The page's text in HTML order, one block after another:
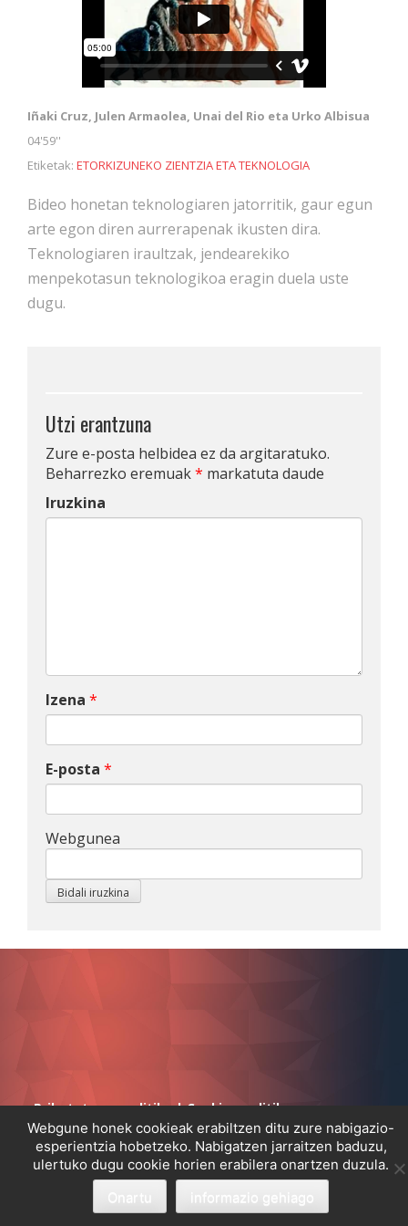
Iñaki Cruz, Julen Armaolea, Unai del Rio eta Urko Albisua
04'59''
Etiketak: ETORKIZUNEKO ZIENTZIA ETA TEKNOLOGIA
Bideo honetan teknologiaren jatorritik, gaur egun
arte egon diren aurrerapenak ikusten dira.
Teknologiaren iraultzak, jendearekiko
menpekotasun teknologikoa eragin duela uste
dugu.
Utzi erantzuna
Zure e-posta helbidea ez da argitaratuko.
Beharrezko eremuak* markatuta daude
Iruzkina
Izena *
E-posta *
Webgunea
Pribatutasun politika|Cookien politika
Webgune honek cookieak erabiltzen ditu zure nabigazio-
esperientzia hobetzeko. Nabigatzen jarraitzen baduzu,
ulertuko dugu cookie horien erabilera onartzen duzula.
Onartu
informazio gehiago